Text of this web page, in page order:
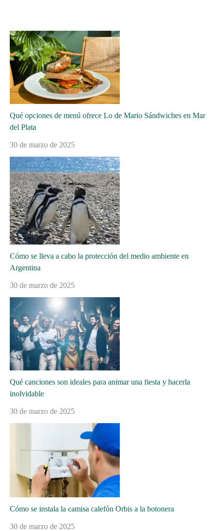
Qué opciones de menú ofrece Lo de Mario Sándwiches en Mar
del Plata
30 de marzo de 2025
Cómo se lleva a cabo la protección del medio ambiente en
Argentina
30 de marzo de 2025
Qué canciones son ideales para animar una fiesta y hacerla
inolvidable
30 de marzo de 2025
Cómo se instala la camisa calefón Orbis a la botonera
30 de marzo de 2025